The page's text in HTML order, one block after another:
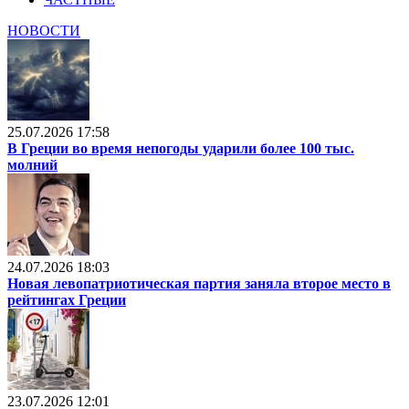
НОВОСТИ
25.07.2026 17:58
В Греции во время непогоды ударили более 100 тыс.
молний
24.07.2026 18:03
Новая левопатриотическая партия заняла второе место в
рейтингах Греции
23.07.2026 12:01